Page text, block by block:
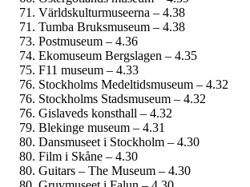
Världskultur­museerna – 4.38
Tumba Bruksmuseum – 4.38
Postmuseum – 4.36
Ekomuseum Bergslagen – 4.35
F11 museum – 4.33
Stockholms Medeltids­museum – 4.32
Stockholms Stadsmuseum – 4.32
Gislaveds konsthall – 4.32
Blekinge museum – 4.31
Dansmuseet i Stockholm – 4.30
Film i Skåne – 4.30
Guitars – The Museum – 4.30